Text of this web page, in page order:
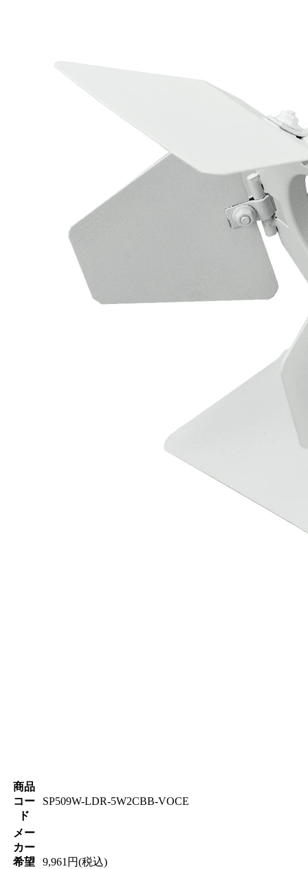
商品
コー
ド
SP509W-LDR-5W2CBB-VOCE
メー
カー
希望
9,961円(税込)